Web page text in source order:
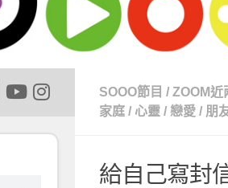
SOOO節目 / ZOOM近
家庭 / 心靈 / 戀愛 / 朋
給自己寫封